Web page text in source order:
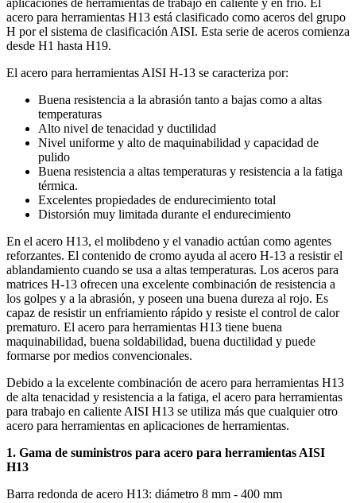
acero para herramientas H13 está clasificado como aceros del grupo
H por el sistema de clasificación AISI. Esta serie de aceros comienza
desde H1 hasta H19.
El acero para herramientas AISI H-13 se caracteriza por:
Buena resistencia a la abrasión tanto a bajas como a altas
temperaturas
Alto nivel de tenacidad y ductilidad
Nivel uniforme y alto de maquinabilidad y capacidad de
pulido
Buena resistencia a altas temperaturas y resistencia a la fatiga
térmica.
Excelentes propiedades de endurecimiento total
Distorsión muy limitada durante el endurecimiento
En el acero H13, el molibdeno y el vanadio actúan como agentes
reforzantes. El contenido de cromo ayuda al acero H-13 a resistir el
ablandamiento cuando se usa a altas temperaturas. Los aceros para
matrices H-13 ofrecen una excelente combinación de resistencia a
los golpes y a la abrasión, y poseen una buena dureza al rojo. Es
capaz de resistir un enfriamiento rápido y resiste el control de calor
prematuro. El acero para herramientas H13 tiene buena
maquinabilidad, buena soldabilidad, buena ductilidad y puede
formarse por medios convencionales.
Debido a la excelente combinación de acero para herramientas H13
de alta tenacidad y resistencia a la fatiga, el acero para herramientas
para trabajo en caliente AISI H13 se utiliza más que cualquier otro
acero para herramientas en aplicaciones de herramientas.
1. Gama de suministros para acero para herramientas AISI
H13
Barra redonda de acero H13: diámetro 8 mm - 400 mm